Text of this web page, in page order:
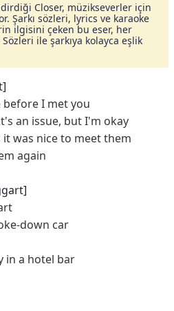
Closer, müzikseverler için
Şarkı sözleri, lyrics ve karaoke
ilgisini çeken bu eser, her
ile şarkıya kolayca eşlik
before I met you
an issue, but I'm okay
was nice to meet them
again
down car
in a hotel bar